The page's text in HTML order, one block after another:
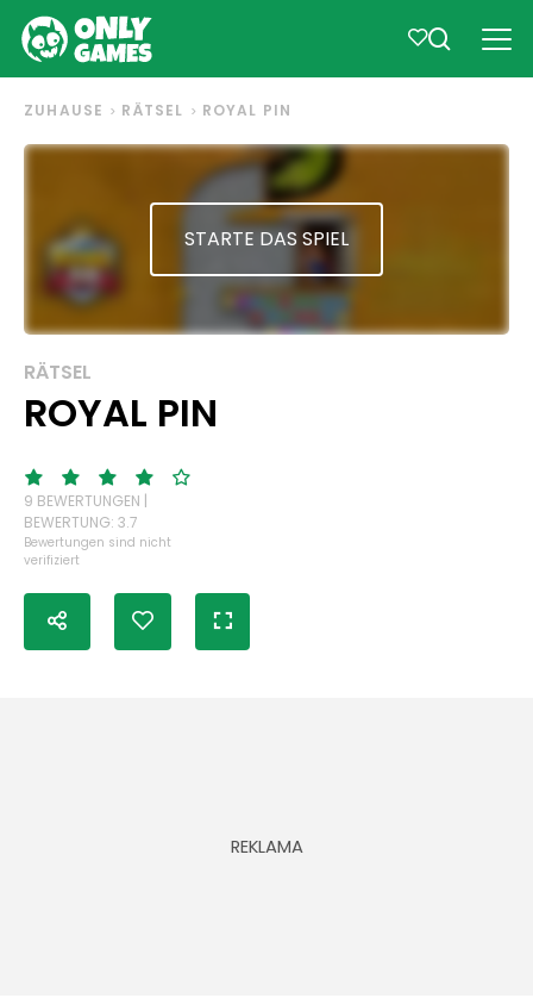
ZUHAUSE RÄTSEL ROYAL PIN
STARTE DAS SPIEL
RÄTSEL
ROYAL PIN
9 BEWERTUNGEN |
BEWERTUNG: 3.7
Bewertungen sind nicht
verifiziert